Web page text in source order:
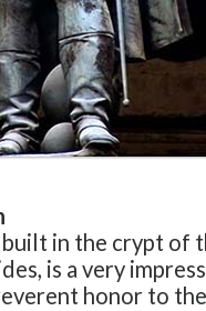
built in the crypt of
is a very
honor to